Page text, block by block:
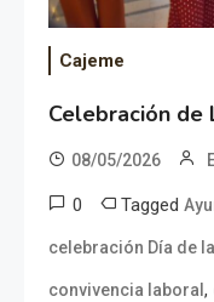
Cajeme
Celebración de
08/05/2026
0 Tagged
celebración Día de
convivencia laboral,